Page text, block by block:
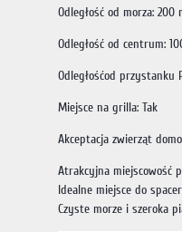
Odległość od morza: 200
Odległość od centrum:
Odległośćod przystanku
Miejsce na grilla: Tak
Akceptacja zwierząt
Atrakcyjna miejscowość
Idealne miejsce do
Czyste morze i szeroka